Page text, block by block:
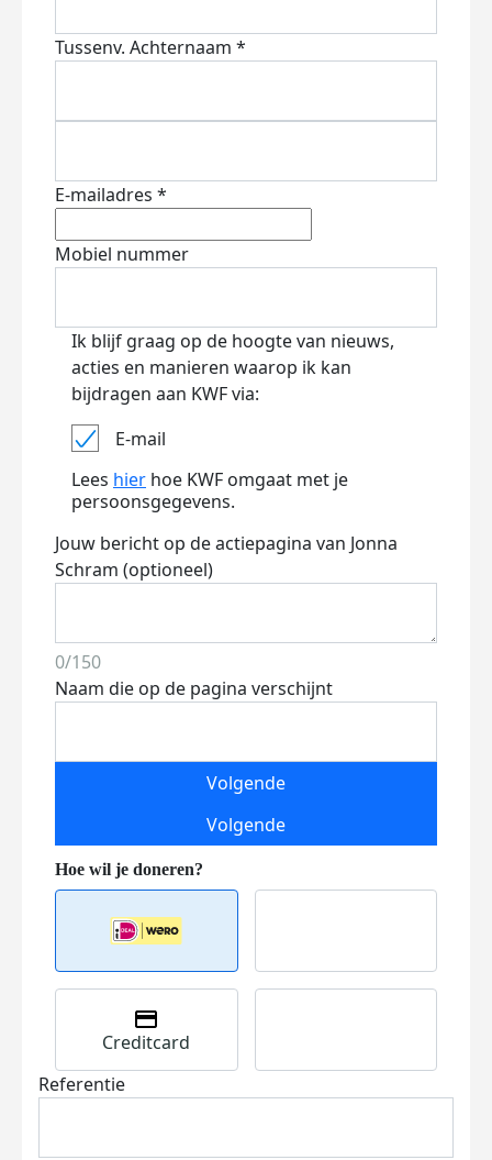
Tussenv. Achternaam *
E-mailadres *
Mobiel nummer
Ik blijf graag op de hoogte van nieuws,
acties en manieren waarop ik kan
bijdragen aan KWF via:
E-mail
Lees hier hoe KWF omgaat met je
persoonsgegevens.
Jouw bericht op de actiepagina van Jonna
Schram (optioneel)
0/150
Naam die op de pagina verschijnt
Volgende
Volgende
Creditcard
Referentie